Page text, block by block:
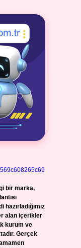
bir marka,
alan içerikler
kurum ve
Gerçek